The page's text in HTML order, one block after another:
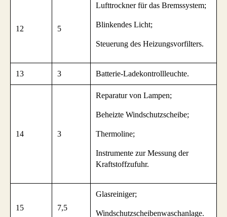
12 5
Lufttrockner für das Bremssystem;
Blinkendes Licht;
Steuerung des Heizungsvorfilters.
13 3 Batterie-Ladekontrollleuchte.
14 3
Reparatur von Lampen;
Beheizte Windschutzscheibe;
Thermoline;
Instrumente zur Messung der
Kraftstoffzufuhr.
15 7,5
Glasreiniger;
Windschutzscheibenwaschanlage.